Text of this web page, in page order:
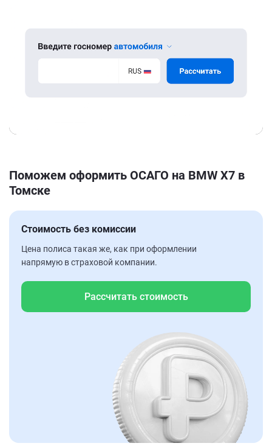
Поможем оформить ОСАГО на BMW X7 в
Томске
Стоимость без комиссии
Цена полиса такая же, как при оформлении
напрямую в страховой компании.
Рассчитать стоимость